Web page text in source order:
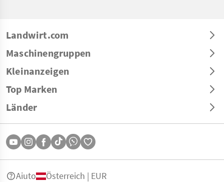
Landwirt.com
Maschinengruppen
Kleinanzeigen
Top Marken
Länder
Aiuto Österreich | EUR